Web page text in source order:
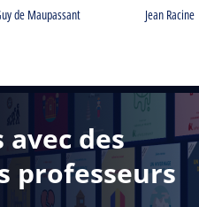
de Maupassant Jean Racine
avec des
professeurs